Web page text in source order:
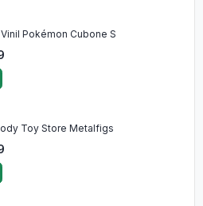
Pokémon Cubone S
Toy Store Metalfigs